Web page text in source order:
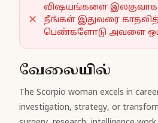
விஷயங்களை இலகுவாக
நீங்கள் இதுவரை
பெண்களோடு அவளை
வேலையில்
The Scorpio woman excels in
investigation, strategy, or